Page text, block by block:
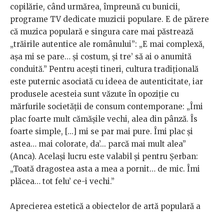
copilărie, când urmărea, împreună cu bunicii,
programe TV dedicate muzicii populare. E de părere
că muzica populară e singura care mai păstrează
„trăirile autentice ale românului”: „E mai complexă,
așa mi se pare… și costum, și tre’ să ai o anumită
conduită.” Pentru acești tineri, cultura tradițională
este puternic asociată cu ideea de autenticitate, iar
produsele acesteia sunt văzute în opoziție cu
mărfurile societății de consum contemporane: „Îmi
plac foarte mult cămășile vechi, alea din pânză. Îs
foarte simple, [...] mi se par mai pure. Îmi plac și
astea… mai colorate, da’... parcă mai mult alea”
(Anca). Același lucru este valabil și pentru Șerban:
„Toată dragostea asta a mea a pornit… de mic. Îmi
plăcea… tot felu’ ce-i vechi.”
Aprecierea estetică a obiectelor de artă populară a